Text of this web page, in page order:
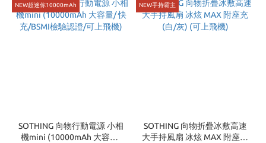
NEW超迷你10000mAh
SOTHING 向物行動電源 小相
機mini (10000mAh 大容量/
NEW手持霸主
SOTHING 向物折疊冰敷高速
大手持風扇 冰炫 MAX 附座充